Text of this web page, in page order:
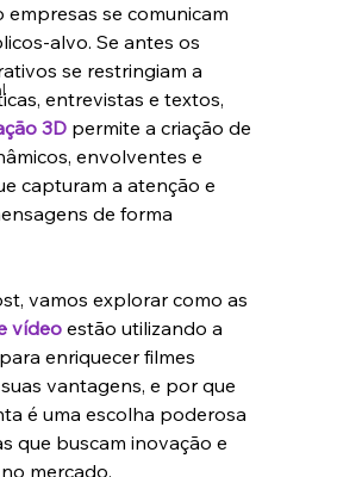
empresas se comunicam
alvo. Se antes os
se restringiam a
entrevistas e textos,
3D permite a criação de
envolventes e
capturam a atenção e
de forma
vamos explorar como as
vídeo estão utilizando a
enriquecer filmes
vantagens, e por que
é uma escolha poderosa
que buscam inovação e
mercado.